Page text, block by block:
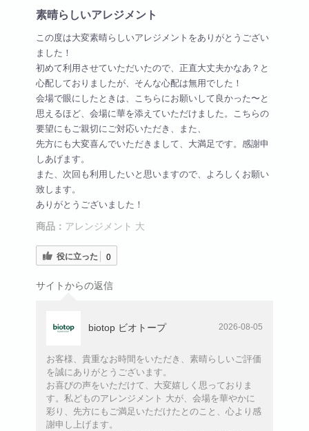
素晴らしいアレジメント
この度は大変素晴らしいアレジメントをありがとうござい
ました！
初めて利用させていただいたので、正直大丈夫かなあ？と
心配しておりましたが、そんな心配は無用でした！
会場で眼にしたときは、こちらにお願いして良かった〜と
思えるほど、会場に華を添えていただけました。こちらの
要望にもご親切にご対応いただき、また、
先方にも大変喜んでいただきまして、大満足です。感謝申
しあげます。
また、次回も利用したいと思いますので、よろしくお願い
致します。
ありがとうございました！
商品： アレンジメント 大
役に立った 0
サイトからの返信
biotop ビオトープ 2026-08-05
お客様、貴重なお時間をいただき、素晴らしいご評価
を誠にありがとうございます。
お喜びの声をいただけて、大変嬉しく思っておりま
す。私どものアレンジメント 大が、会場を華やかに
彩り、先方にもご満足いただけたとのこと、心より感
謝申し上げます。